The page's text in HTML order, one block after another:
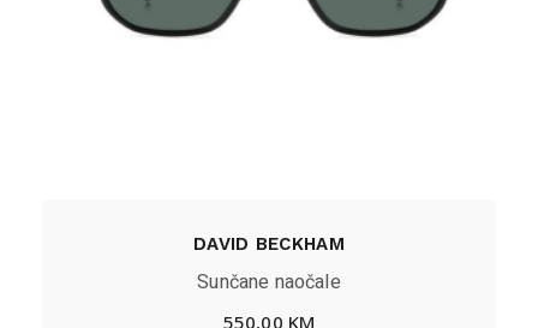
DAVID BECKHAM
Sunčane naočale
550,00 KM